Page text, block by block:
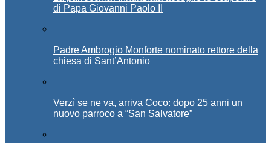
di Papa Giovanni Paolo II
Padre Ambrogio Monforte nominato rettore della
chiesa di Sant’Antonio
Verzì se ne va, arriva Coco: dopo 25 anni un
nuovo parroco a “San Salvatore”